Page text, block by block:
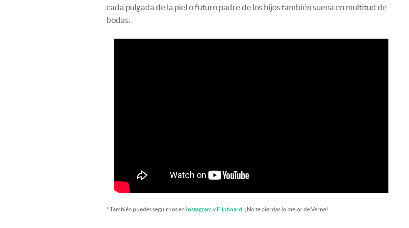
cada pulgada de la piel o futuro padre de los hijos también suena en multitud de
bodas.
* También puedes seguirnos en Instagramy Flipboard . ¡No te pierdas lo mejor de Verne!